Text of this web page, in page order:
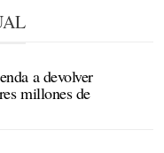
a devolver
millones de